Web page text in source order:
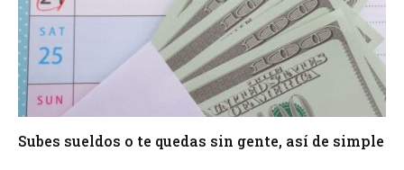
Subes sueldos o te quedas sin gente, así de simple